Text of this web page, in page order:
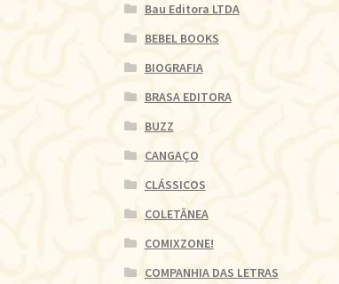
Bau Editora LTDA
BEBEL BOOKS
BIOGRAFIA
BRASA EDITORA
BUZZ
CANGAÇO
CLÁSSICOS
COLETÂNEA
COMIXZONE!
COMPANHIA DAS LETRAS